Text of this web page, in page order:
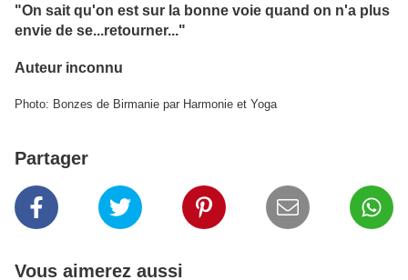
"On sait qu'on est sur la bonne voie quand on n'a plus
envie de se...retourner..."
Auteur inconnu
Photo: Bonzes de Birmanie par Harmonie et Yoga
Partager
Vous aimerez aussi